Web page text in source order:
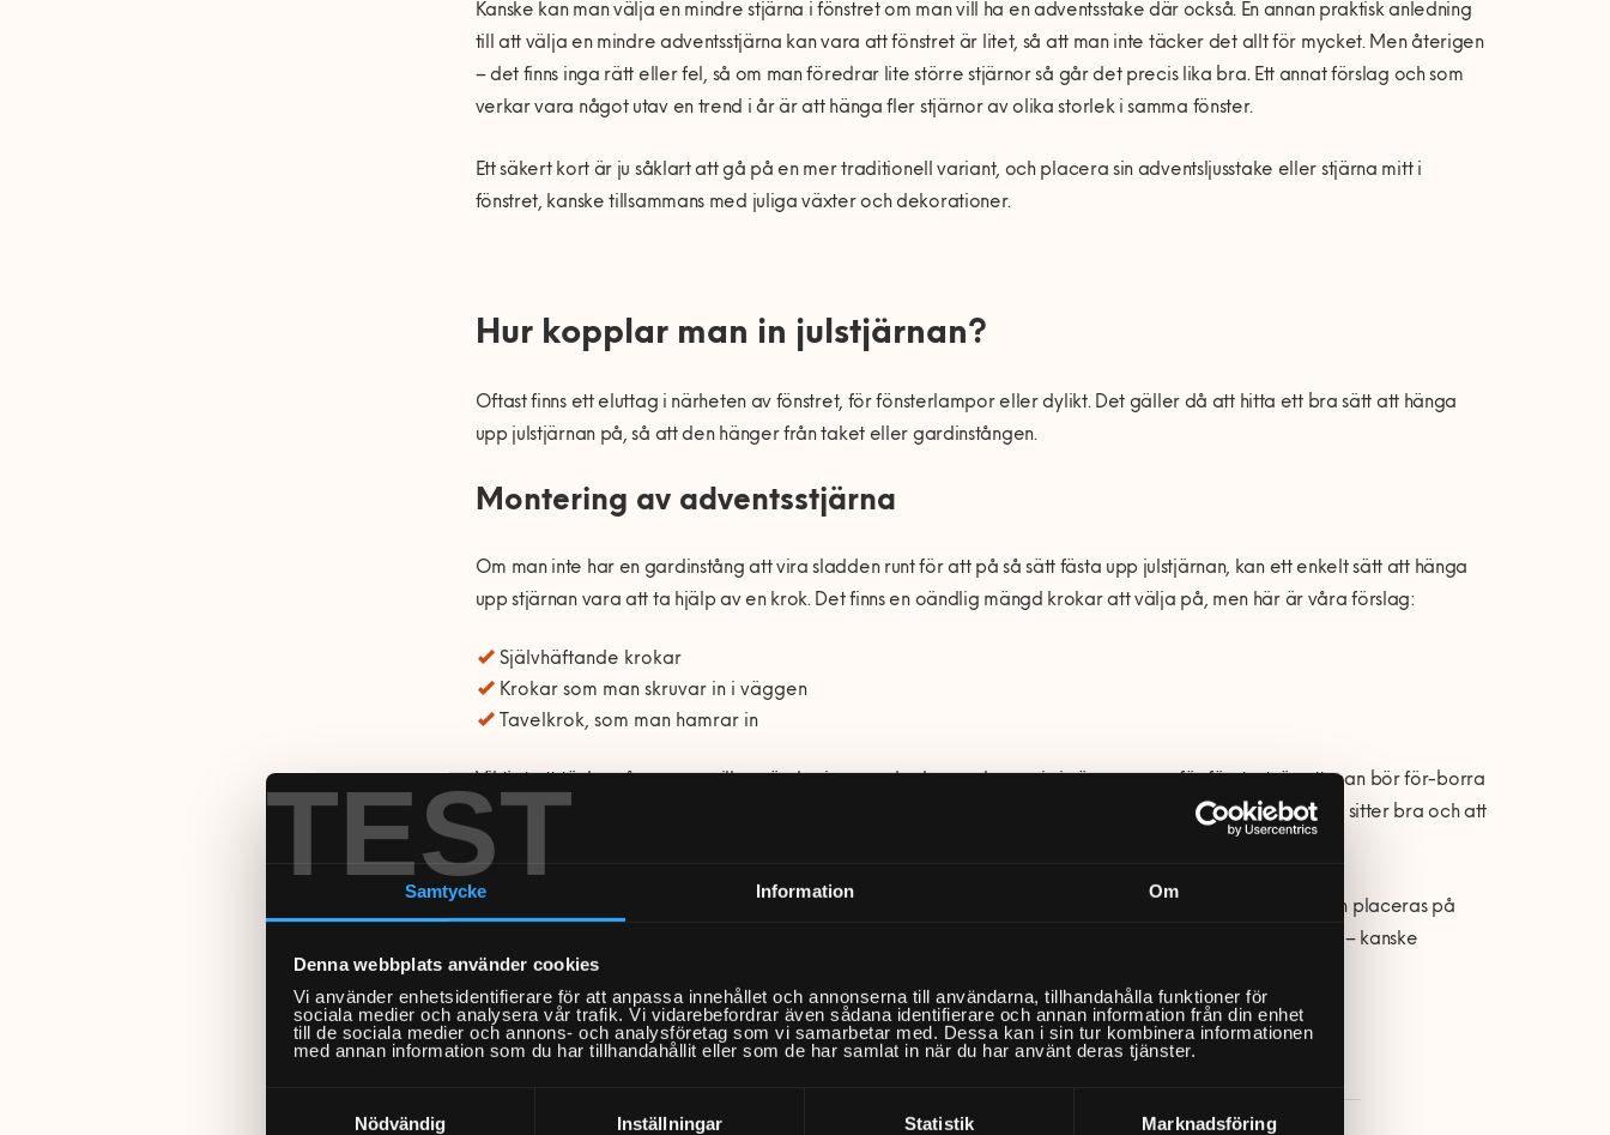
TEST
Samtycke Information Om
Denna webbplats använder cookies
Vi använder enhetsidentifierare för att anpassa innehållet och annonserna till användarna, tillhandahålla funktioner för
sociala medier och analysera vår trafik. Vi vidarebefordrar även sådana identifierare och annan information från din enhet
till de sociala medier och annons- och analysföretag som vi samarbetar med. Dessa kan i sin tur kombinera informationen
med annan information som du har tillhandahållit eller som de har samlat in när du har använt deras tjänster.
Nödvändig
Inställningar Statistik Marknadsföring
Kanske kan man välja en mindre stjärna i fönstret om man vill ha en adventsstake där också. En annan praktisk anledning
till att välja en mindre adventsstjärna kan vara att fönstret är litet, så att man inte täcker det allt för mycket. Men återigen
– det finns inga rätt eller fel, så om man föredrar lite större stjärnor så går det precis lika bra. Ett annat förslag och som
verkar vara något utav en trend i år är att hänga fler stjärnor av olika storlek i samma fönster.
Ett säkert kort är ju såklart att gå på en mer traditionell variant, och placera sin adventsljusstake eller stjärna mitt i
fönstret, kanske tillsammans med juliga växter och dekorationer.
Hur kopplar man in julstjärnan?
Oftast finns ett eluttag i närheten av fönstret, för fönsterlampor eller dylikt. Det gäller då att hitta ett bra sätt att hänga
upp julstjärnan på, så att den hänger från taket eller gardinstången.
Montering av adventsstjärna
Om man inte har en gardinstång att vira sladden runt för att på så sätt fästa upp julstjärnan, kan ett enkelt sätt att hänga
upp stjärnan vara att ta hjälp av en krok. Det finns en oändlig mängd krokar att välja på, men här är våra förslag:
Självhäftande krokar
Krokar som man skruvar in i väggen
Tavelkrok, som man hamrar in
Viktigt att tänka på om man vill använda sig av en krok man skruvar in i väggen ovanför fönstret, är att man bör för-borra
ett hål, som man sedan kan slå in en plugg i, innan man skruvar in kroken. Detta för att säkra så att kroken sitter bra och att
hållet inte blir större av tyngden på det man hänger upp.
Det finns ju också julstjärnor som är monterade på fot, och som har en lite bredare form så att de lätt kan placeras på
fönsterbrädan utan problem. Fint är också att placera dessa stjärnor på andra ställen än just i ett fönster – kanske
i en bokhylla eller nattduksbordet.
Behöver du hjälp med att borra eller sätta upp din julstjärna? Då kan vi såklart hjälpa dig!